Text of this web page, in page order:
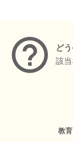
ど
該
教育